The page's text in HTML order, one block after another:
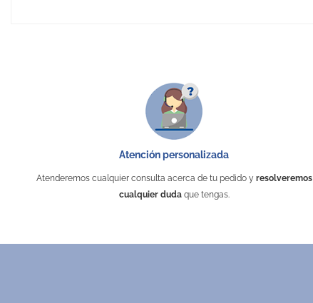
Atención personalizada
Atenderemos cualquier consulta acerca de tu pedido y resolveremos
cualquier dudaque tengas.